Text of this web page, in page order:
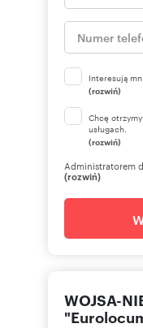
Interesują
(rozwiń)
Chcę
usługach.
(rozwiń)
Administratorem
(rozwiń)
WOJSA-